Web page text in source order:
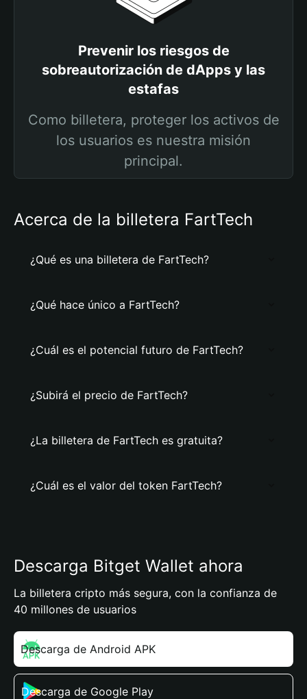
Prevenir los riesgos de
sobreautorización de dApps y las
estafas
Como billetera, proteger los activos de
los usuarios es nuestra misión
principal.
Acerca de la billetera FartTech
¿Qué es una billetera de FartTech?
¿Qué hace único a FartTech?
¿Cuál es el potencial futuro de FartTech?
¿Subirá el precio de FartTech?
¿La billetera de FartTech es gratuita?
¿Cuál es el valor del token FartTech?
Descarga Bitget Wallet ahora
La billetera cripto más segura, con la confianza de
40 millones de usuarios
Descarga de Android APK
Descarga de Google Play